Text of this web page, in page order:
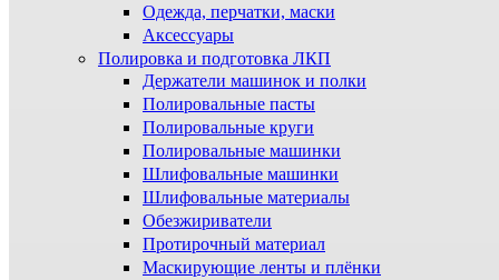
Одежда, перчатки, маски
Аксессуары
Полировка и подготовка ЛКП
Держатели машинок и полки
Полировальные пасты
Полировальные круги
Полировальные машинки
Шлифовальные машинки
Шлифовальные материалы
Обезжириватели
Протирочный материал
Маскирующие ленты и плёнки